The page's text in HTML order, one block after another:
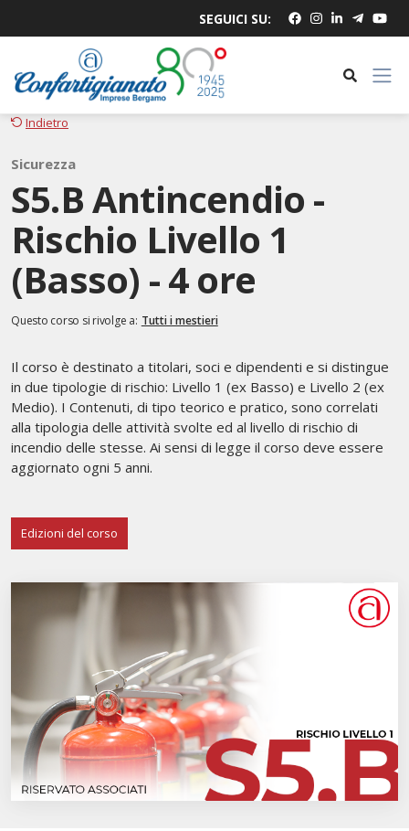
SEGUICI SU:
Indietro
Sicurezza
S5.B Antincendio -
Rischio Livello 1
(Basso) - 4 ore
Questo corso si rivolge a: Tutti i mestieri
Il corso è destinato a titolari, soci e dipendenti e si distingue
in due tipologie di rischio: Livello 1 (ex Basso) e Livello 2 (ex
Medio). I Contenuti, di tipo teorico e pratico, sono correlati
alla tipologia delle attività svolte ed al livello di rischio di
incendio delle stesse. Ai sensi di legge il corso deve essere
aggiornato ogni 5 anni.
Edizioni del corso